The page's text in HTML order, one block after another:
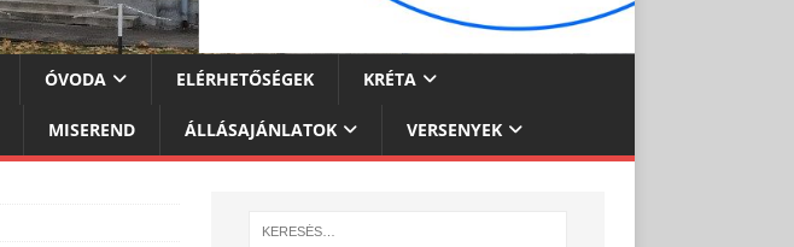
ÓVODA ELÉRHETŐSÉGEK KRÉTA
MISEREND ÁLLÁSAJÁNLATOK VERSENYEK